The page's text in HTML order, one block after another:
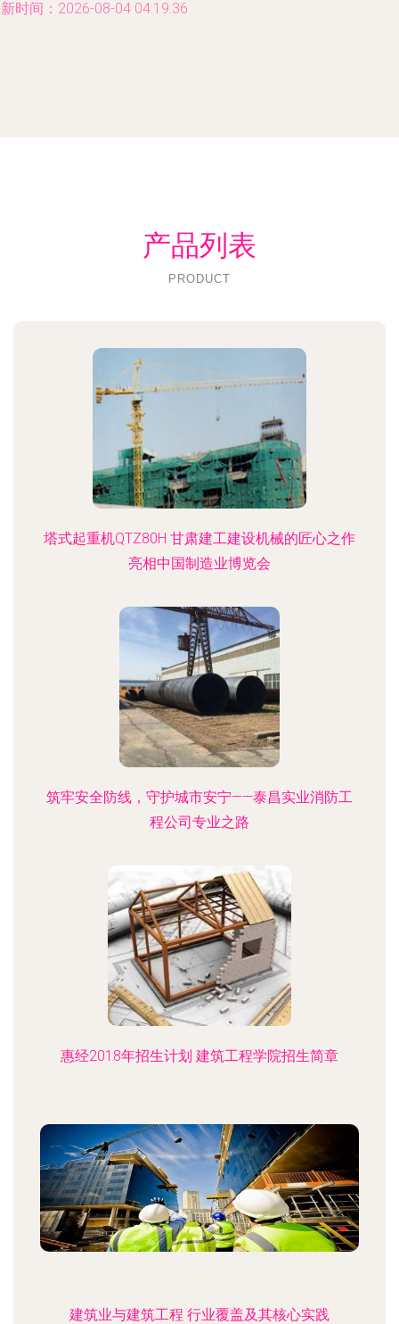
时间：2026-08-04 04:19:36
产品列表
PRODUCT
塔式起重机QTZ80H 甘肃建工建设机械的匠心之作
亮相中国制造业博览会
筑牢安全防线，守护城市安宁——泰昌实业消防工
程公司专业之路
惠经2018年招生计划 建筑工程学院招生简章
建筑业与建筑工程 行业覆盖及其核心实践